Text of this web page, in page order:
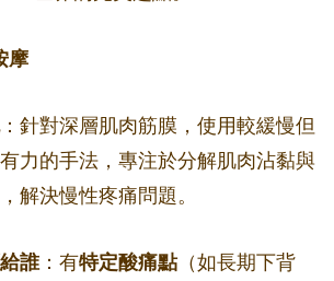
摩
：針對深層肌肉筋膜，使用較緩慢但
力的手法，專注於分解肌肉沾黏與
解決慢性疼痛問題。
誰：有特定酸痛點（如長期下背